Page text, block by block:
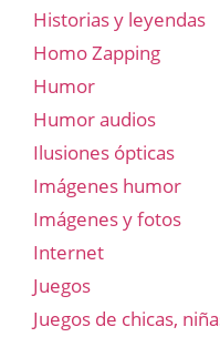
Historias y leyendas
Homo Zapping
Humor
Humor audios
Ilusiones ópticas
Imágenes humor
Imágenes y fotos
Internet
Juegos
Juegos de chicas,